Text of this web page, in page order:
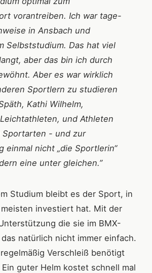
vorantreiben. Ich war tage-
in Ansbach und
Selbststudium. Das hat viel
aber das bin ich durch
Aber es war wirklich
Sportlern zu studieren
Kathi Wilhelm,
und Athleten
Sportarten - und zur
einmal nicht „die Sportlerin“
eine unter gleichen.”
Studium bleibt es der Sport, in
meisten investiert hat. Mit der
die sie im BMX-
natürlich nicht immer einfach.
Verschleiß benötigt
guter Helm kostet schnell mal